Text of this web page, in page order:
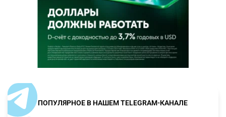
ПОПУЛЯРНОЕ В НАШЕМ TELEGRAM-КАНАЛЕ